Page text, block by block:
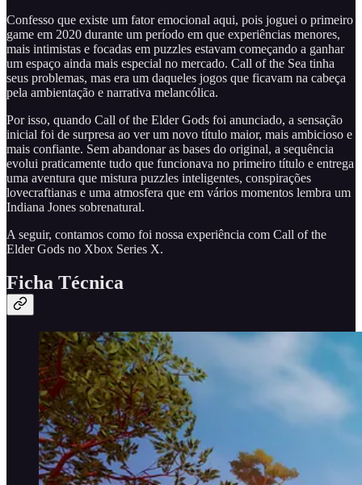
Confesso que existe um fator emocional aqui, pois joguei o primeiro
game em 2020 durante um período em que experiências menores,
mais intimistas e focadas em puzzles estavam começando a ganhar
um espaço ainda mais especial no mercado. Call of the Sea tinha
seus problemas, mas era um daqueles jogos que ficavam na cabeça
pela ambientação e narrativa melancólica.
Por isso, quando Call of the Elder Gods foi anunciado, a sensação
inicial foi de surpresa ao ver um novo título maior, mais ambicioso e
mais confiante. Sem abandonar as bases do original, a sequência
evolui praticamente tudo que funcionava no primeiro título e entrega
uma aventura que mistura puzzles inteligentes, conspirações
lovecraftianas e uma atmosfera que em vários momentos lembra um
Indiana Jones sobrenatural.
A seguir, contamos como foi nossa experiência com Call of the
Elder Gods no Xbox Series X.
Ficha Técnica